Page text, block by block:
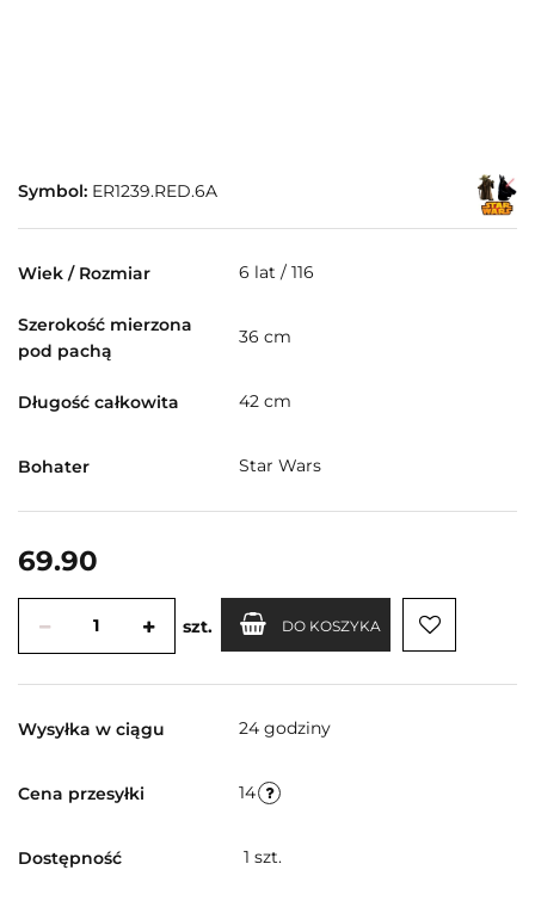
Symbol: ER1239.RED.6A
Wiek / Rozmiar 6 lat / 116
Szerokość mierzona
pod pachą
36 cm
Długość całkowita 42 cm
Bohater Star Wars
69.90
szt. DO KOSZYKA
Wysyłka w ciągu 24 godziny
Cena przesyłki 14
Dostępność 1 szt.